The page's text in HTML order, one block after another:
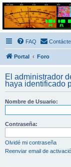
Radio
Foro de Radio Frecuencias
FAQ
Portal Foro
El administrador
haya identificado
Nombre de Usuario:
Contraseña:
Olvidé mi contraseña
Reenviar email de